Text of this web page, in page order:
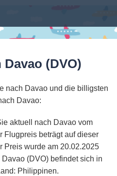
(DVO)
nach Davao und die billigsten
Davao:
aktuell nach Davao vom
Flugpreis beträgt auf dieser
Preis wurde am 20.02.2025
(DVO) befindet sich in
Philippinen.